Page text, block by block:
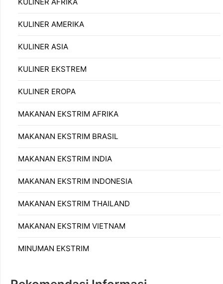
KULINER AMERIKA
KULINER ASIA
KULINER EKSTREM
KULINER EROPA
MAKANAN EKSTRIM AFRIKA
MAKANAN EKSTRIM BRASIL
MAKANAN EKSTRIM INDIA
MAKANAN EKSTRIM INDONESIA
MAKANAN EKSTRIM THAILAND
MAKANAN EKSTRIM VIETNAM
MINUMAN EKSTRIM